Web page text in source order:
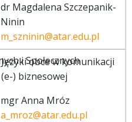
dr Magdalena Szczepanik-
Ninin
m_szninin@atar.edu.pl
Języki obce w komunikacji
(e-) biznesowej
mgr Anna Mróz
a_mroz@atar.edu.pl